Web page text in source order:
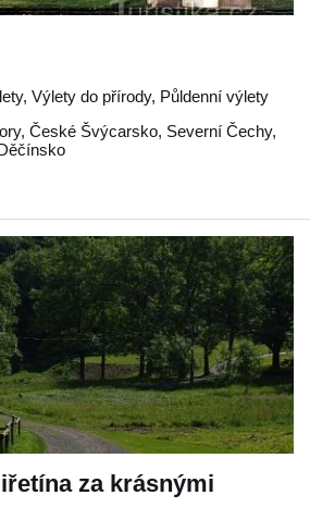
Výlety do přírody, Půldenní výlety
, České Švýcarsko, Severní Čechy,
za krásnými